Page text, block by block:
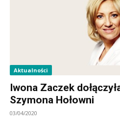
Aktualności
Iwona Zaczek
Szymona Hołowni
03/04/2020